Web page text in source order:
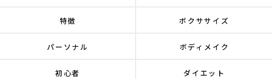
特徴 ボクササイズ
パーソナル ボディメイク
初心者 ダイエット